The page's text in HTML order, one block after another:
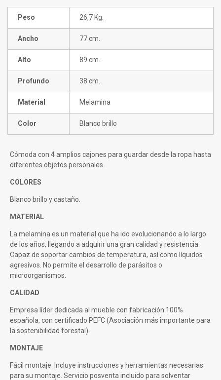
Peso 26,7 Kg.
Ancho 77 cm.
Alto 89 cm.
Profundo 38 cm.
Material Melamina
Color Blanco brillo
Cómoda con 4 amplios cajones para guardar desde la ropa hasta
diferentes objetos personales.
COLORES
Blanco brillo y castaño.
MATERIAL
La melamina es un material que ha ido evolucionando a lo largo
de los años, llegando a adquirir una gran calidad y resistencia.
Capaz de soportar cambios de temperatura, así como líquidos
agresivos. No permite el desarrollo de parásitos o
microorganismos.
CALIDAD
Empresa líder dedicada al mueble con fabricación 100%
española, con certificado PEFC (Asociación más importante para
la sostenibilidad forestal).
MONTAJE
Fácil montaje. Incluye instrucciones y herramientas necesarias
para su montaje. Servicio posventa incluido para solventar